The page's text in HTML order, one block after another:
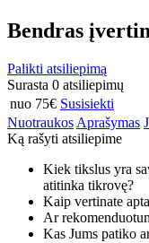
Bendras
Palikti atsiliepimą
Surasta 0 atsiliepimų
nuo 75€ Susisiekti
Nuotraukos Aprašymas
Ką rašyti atsiliepime
Kiek tikslus yra
atitinka tikrovę?
Kaip vertinate
Ar
Kas Jums patiko